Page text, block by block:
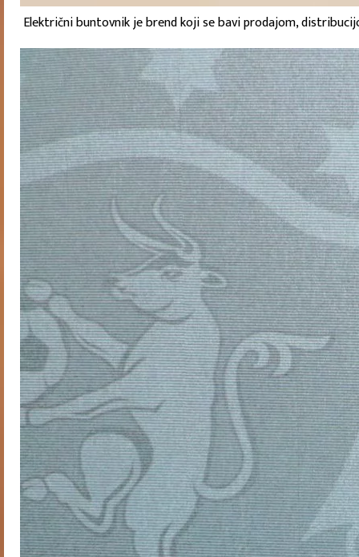
Električni buntovnik je brend koji se bavi prodajom,